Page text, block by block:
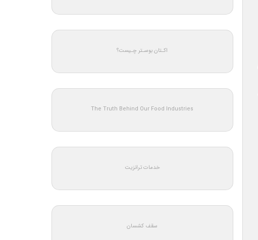
اکـتان بوسـتر چـیست؟
The Truth Behind Our Food Industries
خدمات ترانزیت
سقف کشسان